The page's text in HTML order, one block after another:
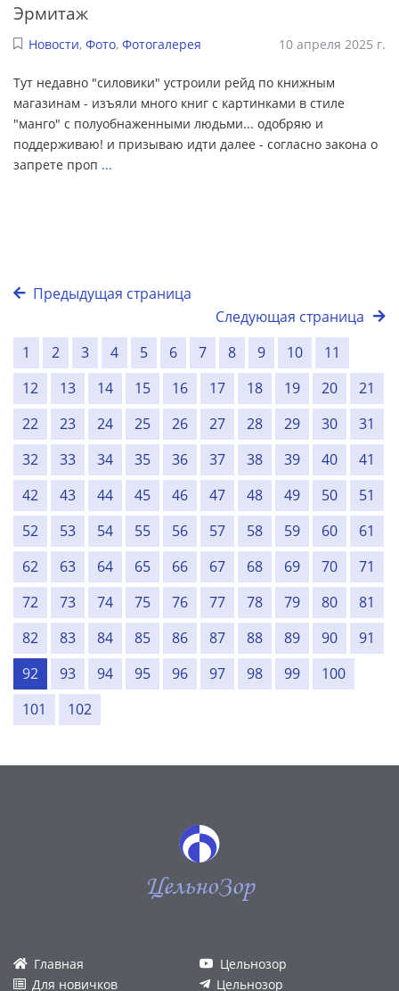
Эрмитаж
Новости, Фото, Фотогалерея 10 апреля 2025 г.
Тут недавно "силовики" устроили рейд по книжным
магазинам - изъяли много книг с картинками в стиле
"манго" с полуобнаженными людьми... одобряю и
поддерживаю! и призываю идти далее - согласно закона о
запрете проп ...
Предыдущая страница
Следующая страница
1
2 3 4 5 6 7 8 9 10
11
12
13 14 15 16 17 18 19 20
21
22
23 24 25 26 27 28 29 30
31
32
33 34 35 36 37 38 39 40
41
42
43 44 45 46 47 48 49 50
51
52
53 54 55 56 57 58 59 60
61
62
63 64 65 66 67 68 69 70
71
72
73 74 75 76 77 78 79 80
81
82
83 84 85 86 87 88 89 90
91
92
93 94 95 96 97 98 99
100
101
102
ЦельноЗор
Главная
Для новичков
Цельнозор
Цельнозор